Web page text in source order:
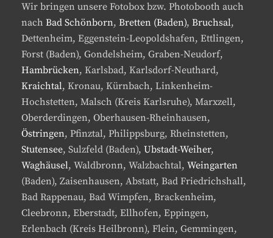
Wir bringen unsere Fotobox bzw. Photobooth auch
nach Bad Schönborn, Bretten (Baden), Bruchsal,
Dettenheim, Eggenstein-Leopoldshafen, Ettlingen,
Forst (Baden), Gondelsheim, Graben-Neudorf,
Hambrücken, Karlsbad, Karlsdorf-Neuthard,
Kraichtal, Kronau, Kürnbach, Linkenheim-
Hochstetten, Malsch (Kreis Karlsruhe), Marxzell,
Oberderdingen, Oberhausen-Rheinhausen,
Östringen, Pfinztal, Philippsburg, Rheinstetten,
Stutensee, Sulzfeld (Baden), Ubstadt-Weiher,
Waghäusel, Waldbronn, Walzbachtal, Weingarten
(Baden), Zaisenhausen, Abstatt, Bad Friedrichshall,
Bad Rappenau, Bad Wimpfen, Brackenheim,
Cleebronn, Eberstadt, Ellhofen, Eppingen,
Erlenbach (Kreis Heilbronn), Flein, Gemmingen,